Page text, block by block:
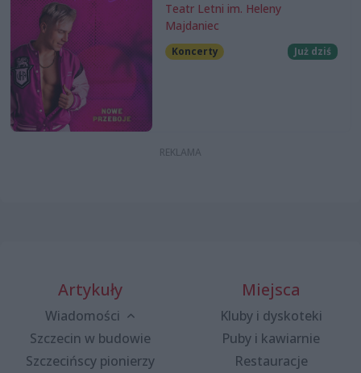
Teatr Letni im. Heleny
Majdaniec
Koncerty Już dziś
Artykuły
Wiadomości
Szczecin w budowie
Szczecińscy pionierzy
Miejsca
Kluby i dyskoteki
Puby i kawiarnie
Restauracje